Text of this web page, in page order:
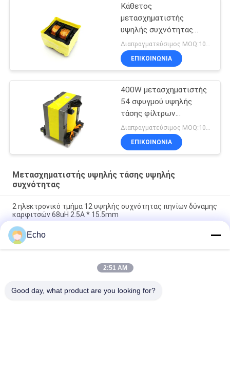
Κάθετος
μετασχηματιστής
υψηλής συχνότητας
Flyback δύναμης μορφής
μασουριών
Διαπραγματεύσιμος MOQ:1000pcs
ΕΠΙΚΟΙΝΩΝΙΑ
400W μετασχηματιστής
54 σφυγμού υψηλής
τάσης φίλτρων
ηλεκτροφόρων
καλωδίων * 53 * 58mm
ΕΠΙΚΟΙΝΩΝΙΑ
Μετασχηματιστής υψηλής τάσης υψηλής
συχνότητας
2 ηλεκτρονικό τμήμα 12 υψηλής συχνότητας πηνίων δύναμης
καρφιτσών 68uH 2.5A * 15.5mm
Σπειροειδή Ferrite πηνίων 200uH σπειρών Smd πηνία
δύναμης πυρήνων Wirewound
47uH 2 Ferrite πηνίων σπειρών έμφραξης δύναμης καρφιτσών
πηνίο τυμπάνων πυρήνων για την παροχή ηλεκτρικού
Echo
2:51 AM
Good day, what product are you looking for?